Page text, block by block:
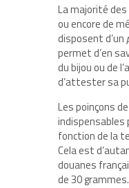
La majorité des
ou encore de
disposent d’un
permet d’en
du bijou ou de
d’attester sa
Les poinçons
indispensables
fonction de la
Cela est
douanes
de 30 grammes.